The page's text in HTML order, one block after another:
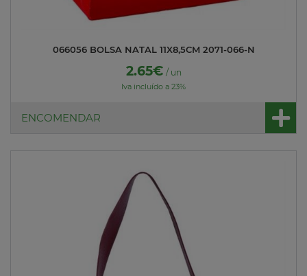
066056 BOLSA NATAL 11X8,5CM 2071-066-N
2.65€ / un
Iva incluído a 23%
ENCOMENDAR